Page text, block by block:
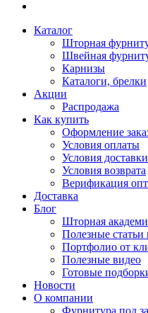
Каталог
Шторная
Швейная
Карнизы
Каталоги, брелки
Акции
Распродажа
Как купить
Оформление
Условия оплаты
Условия доставки
Условия возврата
Верификация
Доставка
Блог
Шторная
Полезные статьи
Портфолио от
Полезные видео
Готовые
Новости
О компании
Фурнитура под